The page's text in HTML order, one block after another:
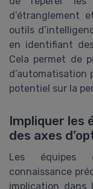
d’étranglement
outils
en identifiant
Cela permet de
d’automatisation
potentiel sur la
Impliquer les
des axes
Les équipes
connaissance
implication dans